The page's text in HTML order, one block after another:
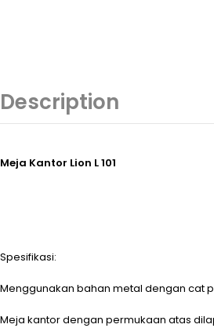
Description
Meja Kantor Lion L 101
Spesifikasi:
Menggunakan bahan metal dengan cat
Meja kantor dengan permukaan atas